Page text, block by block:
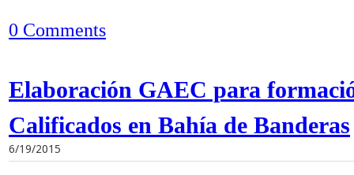
0 Comments
Elaboración GAEC para
Calificados en Bahía de Banderas
6/19/2015